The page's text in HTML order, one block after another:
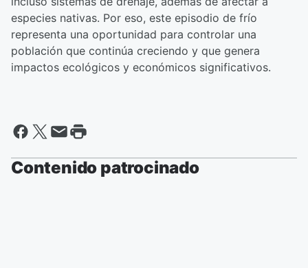
especies nativas. Por eso, este episodio de frío
representa una oportunidad para controlar una
población que continúa creciendo y que genera
impactos ecológicos y económicos significativos.
Contenido patrocinado